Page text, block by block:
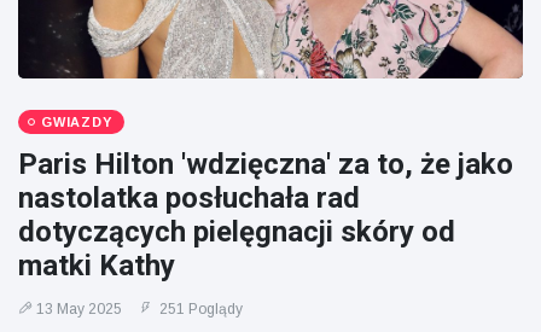
fajerwerków
z jadącego
samochodu
GWIAZDY
Paris Hilton 'wdzięczna' za to, że jako
nastolatka posłuchała rad
dotyczących pielęgnacji skóry od
matki Kathy
13 May 2025 251 Poglądy